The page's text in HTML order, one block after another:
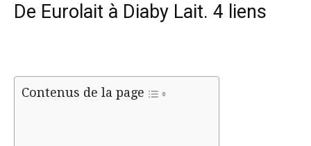
De Eurolait à Diaby Lait. 4 liens
Contenus de la page